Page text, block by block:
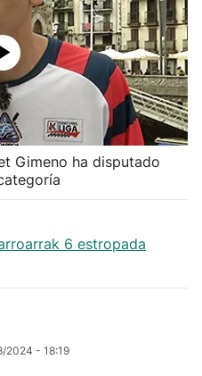
Gimeno ha disputado
6 estropada
2024 - 18:19